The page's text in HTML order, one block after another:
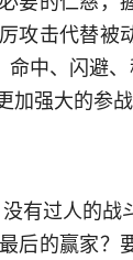
攻击代替被
中、闪避
强大的参
有过人的
后的赢家？